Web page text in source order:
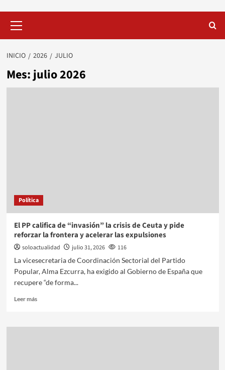
principal
INICIO 2026 JULIO
Mes:julio 2026
Política
El PP califica de “invasión” la crisis de Ceuta y pide
reforzar la frontera y acelerar las expulsiones
soloactualidad julio 31, 2026
116
La vicesecretaria de Coordinación Sectorial del Partido
Popular, Alma Ezcurra, ha exigido al Gobierno de España que
recupere “de forma...
Leer más